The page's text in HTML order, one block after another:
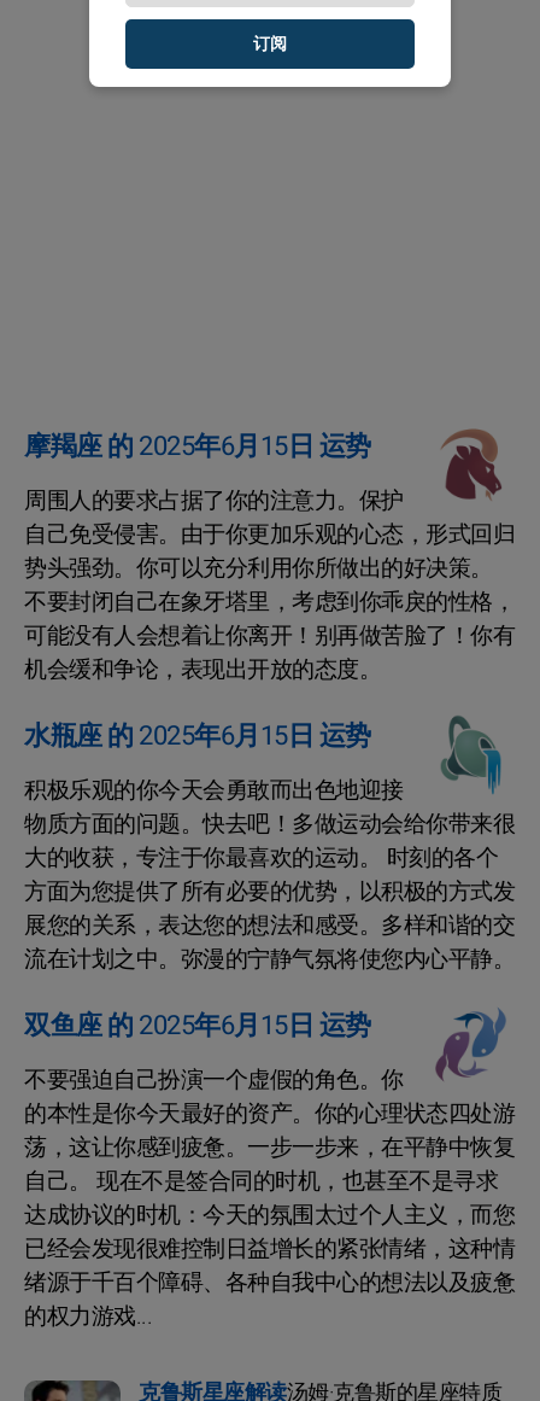
摩羯座 的 2025年6月15日 运势
周围人的要求占据了你的注意力。保护
自己免受侵害。由于你更加乐观的心态，形式回归
势头强劲。你可以充分利用你所做出的好决策。
不要封闭自己在象牙塔里，考虑到你乖戾的性格，
可能没有人会想着让你离开！别再做苦脸了！你有
机会缓和争论，表现出开放的态度。
水瓶座 的 2025年6月15日 运势
积极乐观的你今天会勇敢而出色地迎接
物质方面的问题。快去吧！多做运动会给你带来很
大的收获，专注于你最喜欢的运动。 时刻的各个
方面为您提供了所有必要的优势，以积极的方式发
展您的关系，表达您的想法和感受。多样和谐的交
流在计划之中。弥漫的宁静气氛将使您内心平静。
双鱼座 的 2025年6月15日 运势
不要强迫自己扮演一个虚假的角色。你
的本性是你今天最好的资产。你的心理状态四处游
荡，这让你感到疲惫。一步一步来，在平静中恢复
自己。 现在不是签合同的时机，也甚至不是寻求
达成协议的时机：今天的氛围太过个人主义，而您
已经会发现很难控制日益增长的紧张情绪，这种情
绪源于千百个障碍、各种自我中心的想法以及疲惫
的权力游戏...
克鲁斯星座解读汤姆·克鲁斯的星座特质
订阅